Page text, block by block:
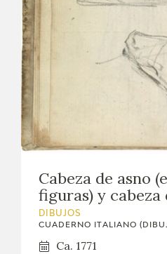
Cabeza de asno
figuras) y cabeza
DIBUJOS
CUADERNO ITALIANO
Ca. 1771